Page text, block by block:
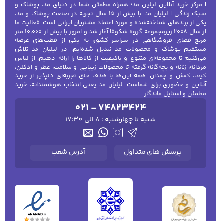
کفش مردانه شال و کلاه مردانه چتر مردانه
لباس زیر و راحتی
لباس زیر مردانه لباس راحتی مردانه
این محصولات نه تنها زیبایی سطح را افزایش
می‌دهند بلکه از ترک خوردگی و خشکی چرم
جلوگیری می‌کنند.
اسپری‌های ضد آب: اگر از کیف یا کفش‌های
خود در روزهای بارانی استفاده می‌کنید،
اسپری‌های ضد آب به شما کمک می‌کنند تا از
نفوذ رطوبت و آسیب به جنس محصولاتتان
جلوگیری کنید. این اسپری‌ها خاصیت ضد لکه
و آب‌گریز دارند.
چرا باید از این محصولات استفاده کنید؟
کردن منظم کیف و کفش، عمر مفید آن‌ها را افزایش
می‌دهد و از هزینه‌های تعویض و تعمیر جلوگیری می‌کند.
این محصولات نه تنها از آسیب‌های محیطی مثل باران و
خاک محافظت می‌کنند بلکه ظاهر و رنگ اولیه آن‌ها را
حفظ کرده و از تغییرات ناخواسته جلوگیری می‌کنند.
راهنمای انتخاب محصولات مراقبت و تمیز کننده کیف و
کفشبرای انتخاب بهترین محصول مراقبتی، ابتدا باید
جنس کیف یا کفش خود را بشناسید. برای کیف‌های چرمی
| مرکز خرید آنلاین لیلیان مد؛ همراه مطمئن شما در دنیای مد، پوشاک و
سبک زندگی | لیلیان مد، با بیش از ۱۵ سال تجربه در صنعت پوشاک و مد،
یکی از برندهای شناخته‌شده و مورد اعتماد مشتریان ایرانی است. فعالیت ما
از سال ۲۰۰۸ زیرمجموعه گروه شکوفا آغاز شد و امروز با بیش از ۱۰٬۰۰۰ متر
مربع فضای فروشگاهی در سراسر کشور، به یکی از قطب‌های عرضه
مستقیم پوشاک و محصولات مد تبدیل شده‌ایم. در لیلیان مد تلاش
می‌کنیم تا مجموعه‌ای متنوع و باکیفیت از کالاها را ارائه دهیم؛ از لباس
مردانه، زنانه و بچه‌گانه گرفته تا محصولات زیبایی و سلامت، عطر و ادکلن،
کیف، کفش و چمدان. همه این‌ها با هدف خلق تجربه‌ای دلپذیر از خرید
آنلاین و حضوری برای شماست. لیلیان مد یعنی انتخاب هوشمندانه، خرید
مطمئن و استایل ماندگار.
021 - 74823424
شنبه تا چهارشنبه : 8 الی 17:30
پرسش های متداول آدرس شعب